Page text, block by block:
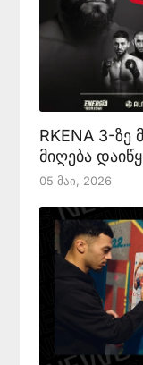
RKENA 3-ზე
მიღება
05 Მაი, 2026